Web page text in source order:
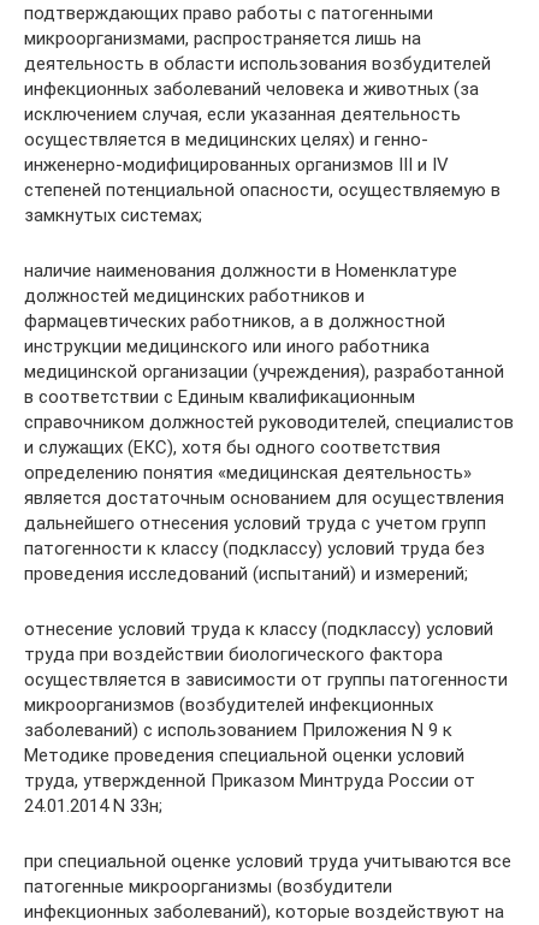
подтверждающих право работы с патогенными
микроорганизмами, распространяется лишь на
деятельность в области использования возбудителей
инфекционных заболеваний человека и животных (за
исключением случая, если указанная деятельность
осуществляется в медицинских целях) и генно-
инженерно-модифицированных организмов III и IV
степеней потенциальной опасности, осуществляемую в
замкнутых системах;
наличие наименования должности в Номенклатуре
должностей медицинских работников и
фармацевтических работников, а в должностной
инструкции медицинского или иного работника
медицинской организации (учреждения), разработанной
в соответствии с Единым квалификационным
справочником должностей руководителей, специалистов
и служащих (ЕКС), хотя бы одного соответствия
определению понятия «медицинская деятельность»
является достаточным основанием для осуществления
дальнейшего отнесения условий труда с учетом групп
патогенности к классу (подклассу) условий труда без
проведения исследований (испытаний) и измерений;
отнесение условий труда к классу (подклассу) условий
труда при воздействии биологического фактора
осуществляется в зависимости от группы патогенности
микроорганизмов (возбудителей инфекционных
заболеваний) с использованием Приложения N 9 к
Методике проведения специальной оценки условий
труда, утвержденной Приказом Минтруда России от
24.01.2014 N 33н;
при специальной оценке условий труда учитываются все
патогенные микроорганизмы (возбудители
инфекционных заболеваний), которые воздействуют на